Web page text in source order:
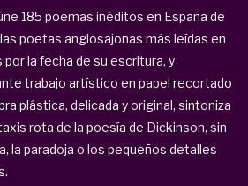
185 poemas inéditos en España de
poetas anglosajonas más leídas en
la fecha de su escritura, y
trabajo artístico en papel recortado
plástica, delicada y original, sintoniza
rota de la poesía de Dickinson, sin
la paradoja o los pequeños detalles